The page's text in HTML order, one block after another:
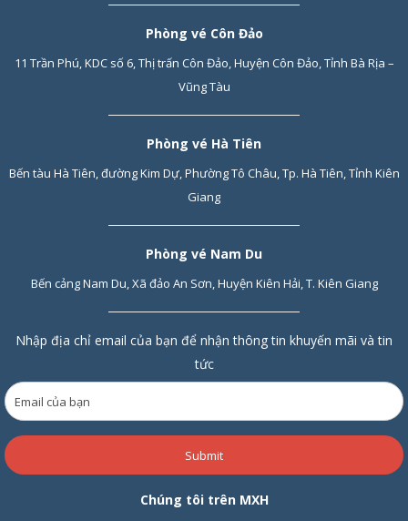
Phòng vé Côn Đảo
11 Trần Phú, KDC số 6, Thị trấn Côn Đảo, Huyện Côn Đảo, Tỉnh Bà Rịa –
Vũng Tàu
Phòng vé Hà Tiên
Bến tàu Hà Tiên, đường Kim Dự, Phường Tô Châu, Tp. Hà Tiên, Tỉnh Kiên
Giang
Phòng vé Nam Du
Bến cảng Nam Du, Xã đảo An Sơn, Huyện Kiên Hải, T. Kiên Giang
Nhập địa chỉ email của bạn để nhận thông tin khuyến mãi và tin
tức
Submit
Chúng tôi trên MXH